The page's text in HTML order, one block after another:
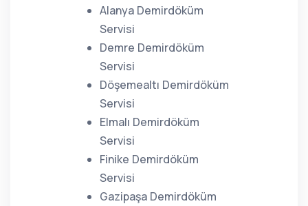
Alanya Demirdöküm
Servisi
Demre Demirdöküm
Servisi
Döşemealtı Demirdöküm
Servisi
Elmalı Demirdöküm
Servisi
Finike Demirdöküm
Servisi
Gazipaşa Demirdöküm